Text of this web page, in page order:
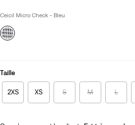
is
Ceicil Micro Check - Bleu
Taille
2XS XS S M L